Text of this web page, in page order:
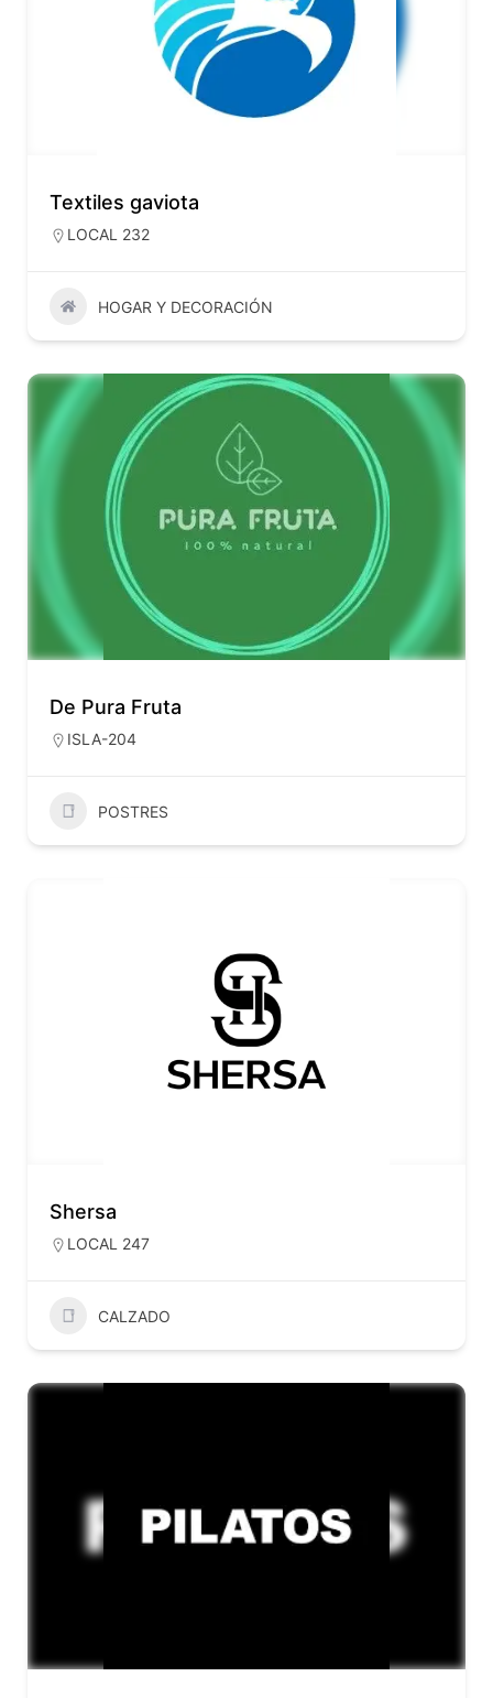
Textiles gaviota
LOCAL 232
HOGAR Y DECORACIÓN
De Pura Fruta
ISLA-204
POSTRES
Shersa
LOCAL 247
CALZADO